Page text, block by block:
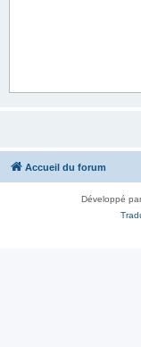
Accueil du forum
Développé